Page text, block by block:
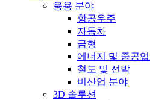
응용 분야
항공우주
자동차
금형
에너지 및 중공업
철도 및 선박
비산업 분야
3D 솔루션